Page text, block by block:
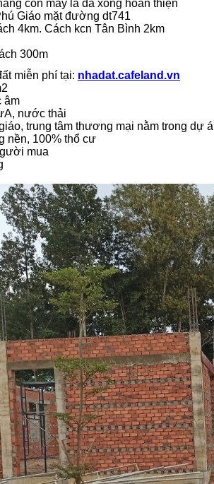
còn mấy là đã xong hoàn thiện
Giáo mặt đường dt741
4km. Cách kcn Tân Bình 2km
300m
miễn phí tại: nhadat.cafeland.vn
âm
nước thải
trung tâm thương mại nằm trong dự
nền, 100% thổ cư
mua